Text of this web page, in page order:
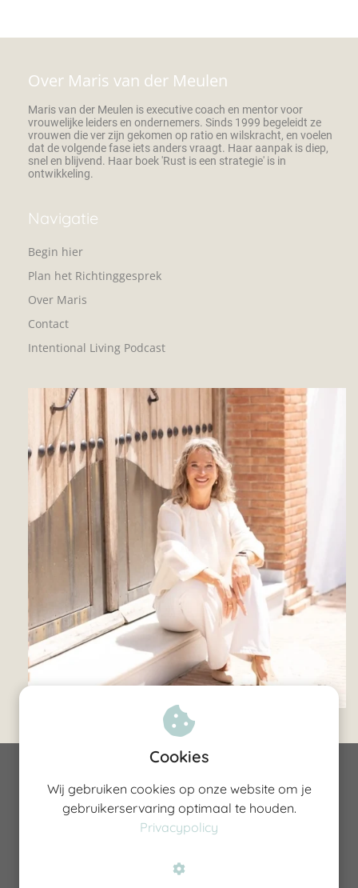
Over Maris van der Meulen
Maris van der Meulen is executive coach en mentor voor
vrouwelijke leiders en ondernemers. Sinds 1999 begeleidt ze
vrouwen die ver zijn gekomen op ratio en wilskracht, en voelen
dat de volgende fase iets anders vraagt. Haar aanpak is diep,
snel en blijvend. Haar boek 'Rust is een strategie' is in
ontwikkeling.
Navigatie
Begin hier
Plan het Richtinggesprek
Over Maris
Contact
Intentional Living Podcast
©Maris van der Meulen 2026
VAT ES-Y6164781J
Cookies
Wij gebruiken cookies op onze website om je
gebruikerservaring optimaal te houden.
Privacypolicy